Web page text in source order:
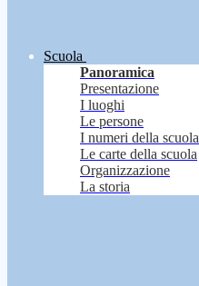
Scuola
Panoramica
Presentazione
I luoghi
Le persone
I numeri della scuola
Le carte della scuola
Organizzazione
La storia